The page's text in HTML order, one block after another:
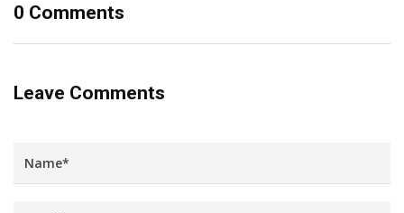
0 Comments
Leave Comments